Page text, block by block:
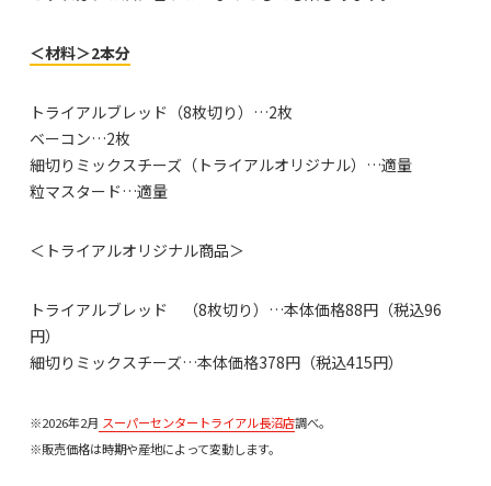
＜材料＞2本分
トライアルブレッド（8枚切り）…2枚
ベーコン…2枚
細切りミックスチーズ（トライアルオリジナル）…適量
粒マスタード…適量
＜トライアルオリジナル商品＞
トライアルブレッド （8枚切り）…本体価格88円（税込96
円）
細切りミックスチーズ…本体価格378円（税込415円）
※2026年2月 スーパーセンタートライアル長沼店調べ。
※販売価格は時期や産地によって変動します。